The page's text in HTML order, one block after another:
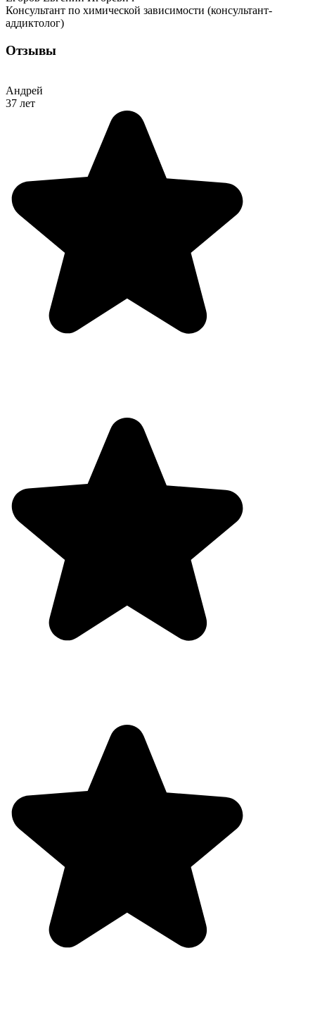
Консультант по химической зависимости (консультант-
аддиктолог)
Отзывы
Андрей
37 лет